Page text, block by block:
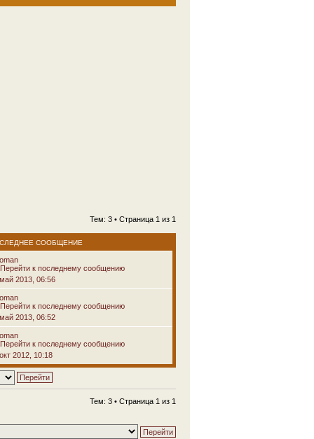
Тем: 3 • Страница 1 из 1
СООБЩЕНИЕ
2013, 06:56
2013, 06:52
2012, 10:18
Тем: 3 • Страница 1 из 1